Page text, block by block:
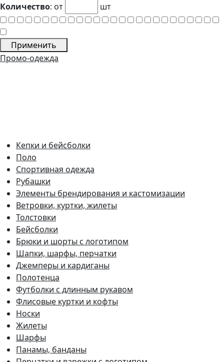
Количество: от шт
Применить
Промо-одежда
Кепки и бейсболки
Поло
Спортивная одежда
Рубашки
Элементы брендирования и кастомизации
Ветровки, куртки, жилеты
Толстовки
Бейсболки
Брюки и шорты с логотипом
Шапки, шарфы, перчатки
Джемперы и кардиганы
Полотенца
Футболки с длинным рукавом
Флисовые куртки и кофты
Носки
Жилеты
Шарфы
Панамы, банданы